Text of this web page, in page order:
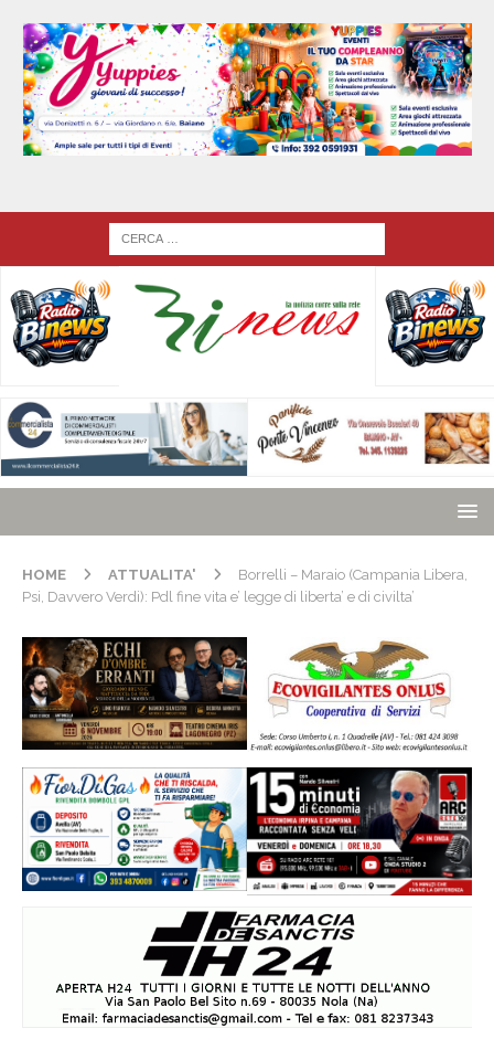
HOME ATTUALITA'
Borrelli – Maraio (Campania Libera,
Psi, Davvero Verdi): Pdl fine vita e’ legge di liberta’ e di civilta’